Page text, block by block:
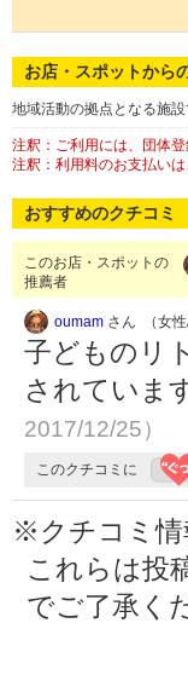
お店・スポットから
地域活動の拠点となる施
注釈：ご利用には、団体登
注釈：利用料のお支払い
おすすめのクチコミ
このお店・スポットの
推薦者
oumam さん （女性
子どものリ
されていま
2017/12/25）
このクチコミに
※クチコミ情
これらは投
でご了承く